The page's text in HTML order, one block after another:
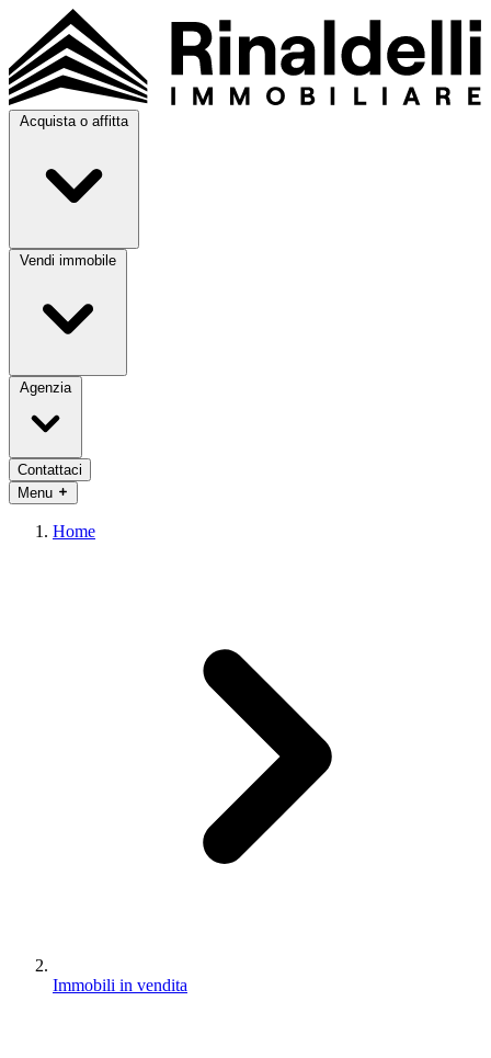
Acquista o affitta
Vendi immobile
Agenzia
Contattaci
Menu
Home
Immobili in vendita